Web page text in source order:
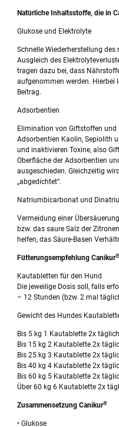
Natürliche Inhaltsstoffe, die in
Glukose und Elektrolyte
Schnelle Wiederherstellung
Ausgleich des
tragen dazu bei, dass
aufgenommen werden. Hierbei
Beitrag.
Adsorbentien
Elimination von Giftstoffen und
Adsorbentien Kaolin, Sepiolith
und inaktivieren Toxine, also
Oberfläche der Adsorbentien
ausgeschieden. Gleichzeitig
„abgedichtet“.
Natriumbicarbonat und
Vermeidung einer
bzw. das saure Salz der
helfen, das Säure-Basen
Fütterungsempfehlung Canikur®
Kautabletten für den Hund
Die jeweilige Dosis soll, falls
– 12 Stunden (bzw. 2 mal
Gewicht des Hundes
Bis 5 kg 1 Kautablette 2x täglich
Bis 15 kg 2 Kautablette 2x
Bis 25 kg 3 Kautablette 2x
Bis 40 kg 4 Kautablette 2x
Bis 60 kg 5 Kautablette 2x
Über 60 kg 6 Kautablette 2x
Zusammensetzung Canikur®
• Glukose